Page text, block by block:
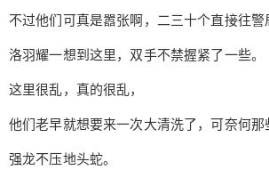
不过他们可真是嚣张啊，二三十个直接往警
洛羽耀一想到这里，双手不禁握紧了一些。
这里很乱，真的很乱，
他们老早就想要来一次大清洗了，可奈何那
强龙不压地头蛇。
在？公理何在？我们需要一个解释
虎乱世！！！】 灰黑色的报纸上印
是一片血肉模糊， 是的，这是一起
虎。 在这起事件之后，这里平静了
是不知去向，仿佛彻底消失在这个
他觉得这个喋血的狂人一定还存在